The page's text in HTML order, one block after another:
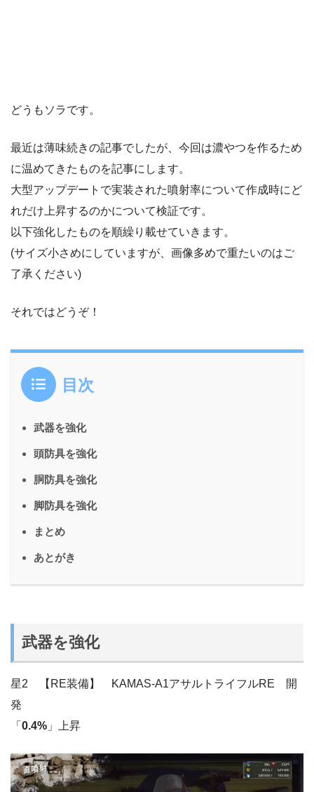
どうもソラです。
最近は薄味続きの記事でしたが、今回は濃やつを作るため
に温めてきたものを記事にします。
大型アップデートで実装された噴射率について作成時にど
れだけ上昇するのかについて検証です。
以下強化したものを順繰り載せていきます。
(サイズ小さめにしていますが、画像多めで重たいのはご
了承ください)
それではどうぞ！
目次
武器を強化
頭防具を強化
胴防具を強化
脚防具を強化
まとめ
あとがき
武器を強化
星2 【RE装備】 KAMAS-A1アサルトライフルRE 開
発
「 0.4% 」上昇